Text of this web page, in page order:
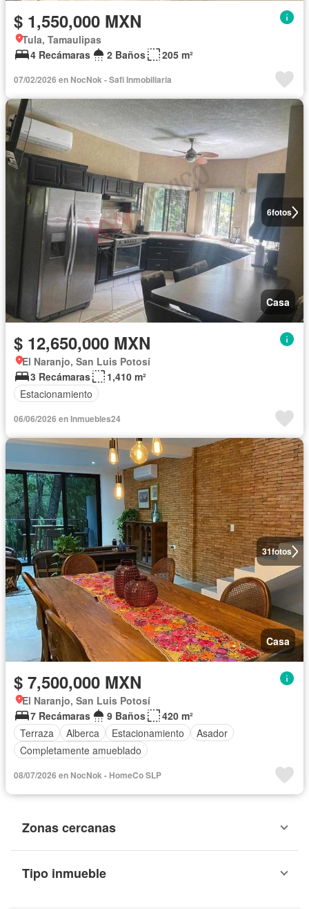
$ 1,550,000 MXN
Tula, Tamaulipas
4 Recámaras
2 Baños 205 m²
07/02/2026 en NocNok - Safi Inmobiliaria
6fotos
Casa
$ 12,650,000 MXN
El Naranjo, San Luis Potosí
3 Recámaras
1,410 m²
Estacionamiento
06/06/2026 en Inmuebles24
31fotos
Casa
$ 7,500,000 MXN
El Naranjo, San Luis Potosí
7 Recámaras
9 Baños
420 m²
Terraza
Alberca Estacionamiento
Asador
Completamente amueblado
08/07/2026 en NocNok - HomeCo SLP
Zonas cercanas
Tipo inmueble